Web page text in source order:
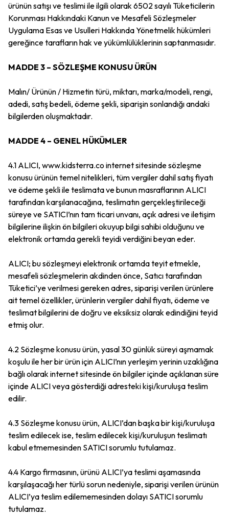
ürünün satışı ve teslimi ile ilgili olarak 6502 sayılı Tüketicilerin
Korunması Hakkındaki Kanun ve Mesafeli Sözleşmeler
Uygulama Esas ve Usulleri Hakkında Yönetmelik hükümleri
gereğince tarafların hak ve yükümlülüklerinin saptanmasıdır.
MADDE 3 – SÖZLEŞME KONUSU ÜRÜN
Malın/ Ürünün / Hizmetin türü, miktarı, marka/modeli, rengi,
adedi, satış bedeli, ödeme şekli, siparişin sonlandığı andaki
bilgilerden oluşmaktadır.
MADDE 4 – GENEL HÜKÜMLER
4.1 ALICI, www.kidsterra.co internet sitesinde sözleşme
konusu ürünün temel nitelikleri, tüm vergiler dahil satış fiyatı
ve ödeme şekli ile teslimata ve bunun masraflarının ALICI
tarafından karşılanacağına, teslimatın gerçekleştirileceği
süreye ve SATICI’nın tam ticari unvanı, açık adresi ve iletişim
bilgilerine ilişkin ön bilgileri okuyup bilgi sahibi olduğunu ve
elektronik ortamda gerekli teyidi verdiğini beyan eder.
ALICI; bu sözleşmeyi elektronik ortamda teyit etmekle,
mesafeli sözleşmelerin akdinden önce, Satıcı tarafından
Tüketici’ye verilmesi gereken adres, siparişi verilen ürünlere
ait temel özellikler, ürünlerin vergiler dahil fiyatı, ödeme ve
teslimat bilgilerini de doğru ve eksiksiz olarak edindiğini teyid
etmiş olur.
4.2 Sözleşme konusu ürün, yasal 30 günlük süreyi aşmamak
koşulu ile her bir ürün için ALICI’nın yerleşim yerinin uzaklığına
bağlı olarak internet sitesinde ön bilgiler içinde açıklanan süre
içinde ALICI veya gösterdiği adresteki kişi/kuruluşa teslim
edilir.
4.3 Sözleşme konusu ürün, ALICI’dan başka bir kişi/kuruluşa
teslim edilecek ise, teslim edilecek kişi/kuruluşun teslimatı
kabul etmemesinden SATICI sorumlu tutulamaz.
4.4 Kargo firmasının, ürünü ALICI’ya teslimi aşamasında
karşılaşacağı her türlü sorun nedeniyle, siparişi verilen ürünün
ALICI’ya teslim edilememesinden dolayı SATICI sorumlu
tutulamaz.